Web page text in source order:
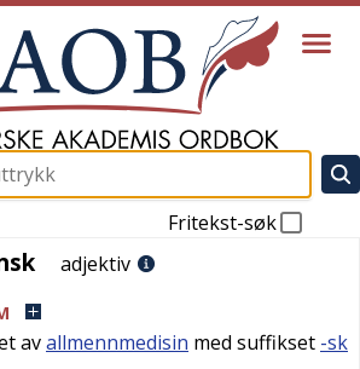
Fritekst-søk
adjektiv
avallmennmedisin med suffikset -sk